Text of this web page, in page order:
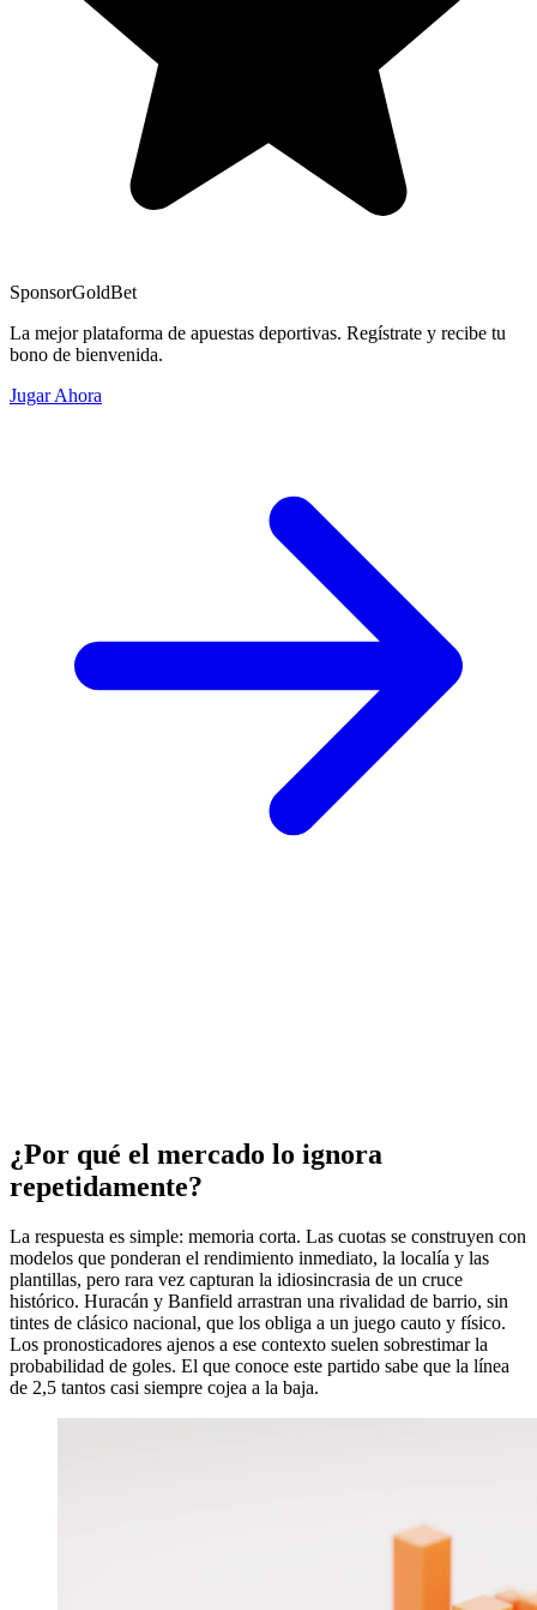
SponsorGoldBet
La mejor plataforma de apuestas deportivas. Regístrate y recibe tu
bono de bienvenida.
Jugar Ahora
¿Por qué el mercado lo ignora
repetidamente?
La respuesta es simple: memoria corta. Las cuotas se construyen con
modelos que ponderan el rendimiento inmediato, la localía y las
plantillas, pero rara vez capturan la idiosincrasia de un cruce
histórico. Huracán y Banfield arrastran una rivalidad de barrio, sin
tintes de clásico nacional, que los obliga a un juego cauto y físico.
Los pronosticadores ajenos a ese contexto suelen sobrestimar la
probabilidad de goles. El que conoce este partido sabe que la línea
de 2,5 tantos casi siempre cojea a la baja.